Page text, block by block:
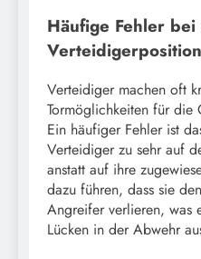
Häufige Fehler
Verteidiger machen oft
Tormöglichkeiten für die
Ein häufiger Fehler ist
Verteidiger zu sehr auf
anstatt auf ihre
dazu führen, dass sie
Angreifer verlieren, was
Lücken in der Abwehr